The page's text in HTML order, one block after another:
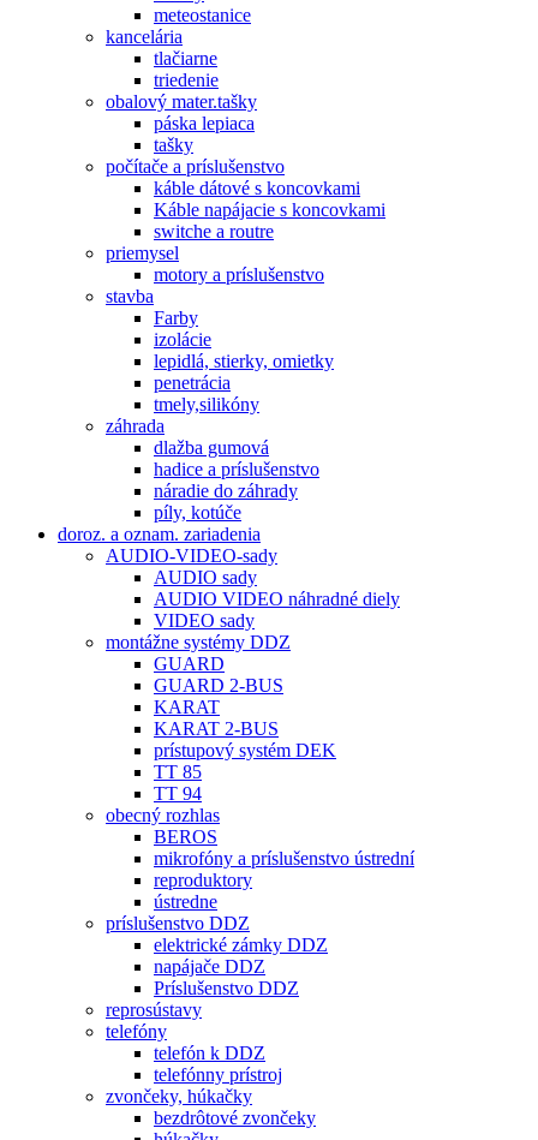
meteostanice
kancelária
tlačiarne
triedenie
obalový mater.tašky
páska lepiaca
tašky
počítače a príslušenstvo
káble dátové s koncovkami
Káble napájacie s koncovkami
switche a routre
priemysel
motory a príslušenstvo
stavba
Farby
izolácie
lepidlá, stierky, omietky
penetrácia
tmely,silikóny
záhrada
dlažba gumová
hadice a príslušenstvo
náradie do záhrady
píly, kotúče
doroz. a oznam. zariadenia
AUDIO-VIDEO-sady
AUDIO sady
AUDIO VIDEO náhradné diely
VIDEO sady
montážne systémy DDZ
GUARD
GUARD 2-BUS
KARAT
KARAT 2-BUS
prístupový systém DEK
TT 85
TT 94
obecný rozhlas
BEROS
mikrofóny a príslušenstvo ústrední
reproduktory
ústredne
príslušenstvo DDZ
elektrické zámky DDZ
napájače DDZ
Príslušenstvo DDZ
reprosústavy
telefóny
telefón k DDZ
telefónny prístroj
zvončeky, húkačky
bezdrôtové zvončeky